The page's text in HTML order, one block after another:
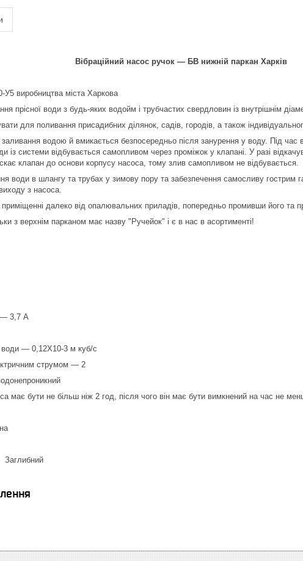
Вібраційний насос ручок — БВ нижній паркан Харків
виробництва міста Харкова
прісної води з будь-яких водойм і трубчастих свердловин із внутрішнім
для поливання присадибних ділянок, садів, городів, а також
водою й вмикається безпосередньо після занурення у воду. Під час
із системи відбувається самопливом через проміжок у клапані. У разі
клапан до основи корпусу насоса, тому злив самопливом не відбувається.
води в шлангу та трубах у зимову пору та забезпечення самосливу гострим
з насоса.
приміщенні далеко від опалювальних приладів, попередньо промивши його та
з верхнім парканом має назву "Ручейок" і є в нас в асортименті!
— 3,7 А
води — 0,12Х10-3 м куб/с
струмом — 2
має бути не більш ніж 2 год, після чого він має бути вимкнений на час не